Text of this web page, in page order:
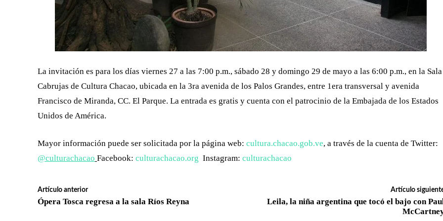
La invitación es para los días viernes 27 a las 7:00 p.m., sábado 28 y domingo 29 de mayo a las 6:00 p.m., en la Sala
Cabrujas de Cultura Chacao, ubicada en la 3ra avenida de los Palos Grandes, entre 1era transversal y avenida
Francisco de Miranda, CC. El Parque. La entrada es gratis y cuenta con el patrocinio de la Embajada de los Estados
Unidos de América.
Mayor información puede ser solicitada por la página web: cultura.chacao.gob.ve, a través de la cuenta de Twitter:
@culturachacao Facebook: culturachacao.org Instagram: culturachacao
Artículo anterior
Ópera Tosca regresa a la sala Ríos Reyna
Artículo
Leila, la niña argentina que tocó el bajo con